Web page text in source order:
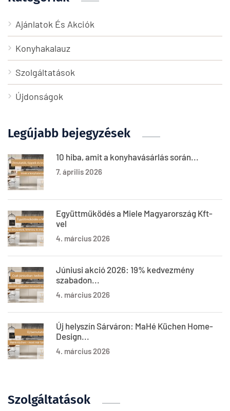
Ajánlatok És Akciók
Konyhakalauz
Szolgáltatások
Újdonságok
Legújabb bejegyzések
10 hiba, amit a konyhavásárlás során...
7. április 2026
Együttműködés a Miele Magyarország Kft-
vel
4. március 2026
Júniusi akció 2026: 19% kedvezmény
szabadon...
4. március 2026
Új helyszín Sárváron: MaHé Küchen Home-
Design...
4. március 2026
Szolgáltatások